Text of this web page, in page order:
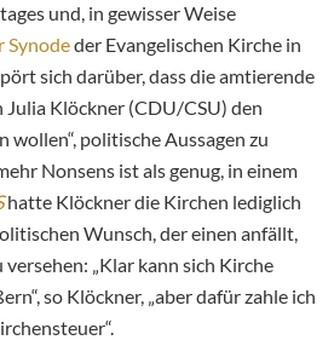
und, in gewisser Weise
Synodeder Evangelischen Kirche in
sich darüber, dass die amtierende
Klöckner (CDU/CSU) den
wollen“, politische Aussagen zu
Nonsens ist als genug, in einem
hatte Klöckner die Kirchen lediglich
Wunsch, der einen anfällt,
„Klar kann sich Kirche
so Klöckner, „aber dafür zahle ich